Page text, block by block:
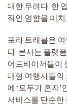
대한 우려다. 한
적인 영향을 미
포라 트래블은
다. 본사는 플랫
어드바이저들이
대형 여행사들의
에 ‘모두가 혼자
서비스를 단순한